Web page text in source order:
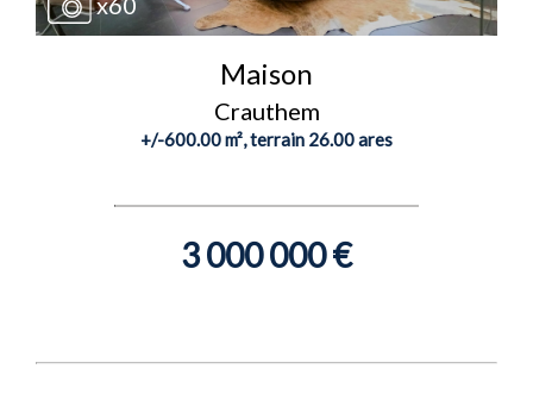
Maison
Crauthem
+/-600.00 m², terrain 26.00 ares
3 000 000 €